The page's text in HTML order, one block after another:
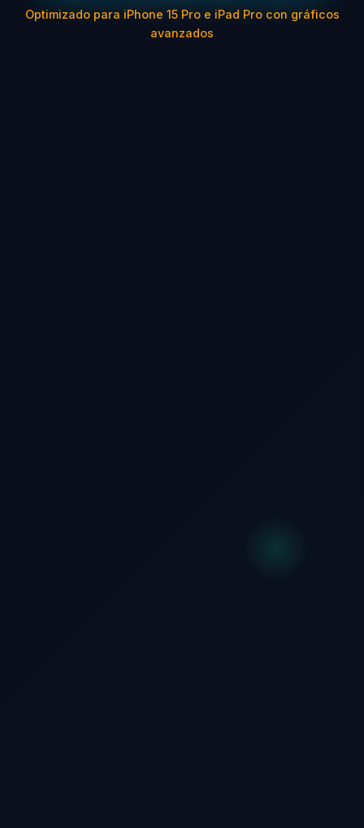
Optimizado para iPhone 15 Pro e iPad Pro con gráficos
avanzados